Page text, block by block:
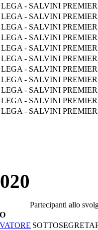
LEGA - SALVINI PREMIER
LEGA - SALVINI PREMIER
LEGA - SALVINI PREMIER
LEGA - SALVINI PREMIER
LEGA - SALVINI PREMIER
LEGA - SALVINI PREMIER
LEGA - SALVINI PREMIER
LEGA - SALVINI PREMIER
LEGA - SALVINI PREMIER
LEGA - SALVINI PREMIER
LEGA - SALVINI PREMIER
Partecipanti allo